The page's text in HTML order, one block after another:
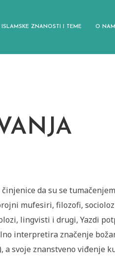
ISLAMSKE ZNANOSTI I TEME O
da su se
mufesiri, filozofi,
lingvisti i drugi, Yazdi
interpretira značenje
a svoje znanstveno viđenje